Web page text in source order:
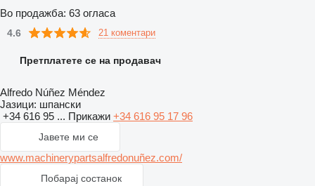
Во продажба: 63 огласа
4.6 21 коментари
Претплатете се на продавач
Alfredo Núñez Méndez
Јазици: шпански
+34 616 95 ... Прикажи +34 616 95 17 96
Јавете ми се
www.machinerypartsalfredonuñez.com/
Побарај состанок